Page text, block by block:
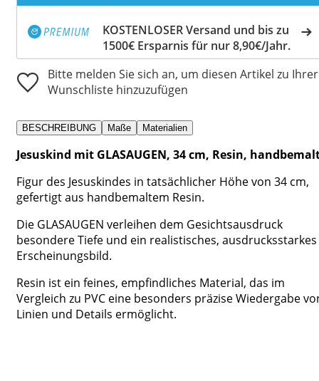
KOSTENLOSER Versand und bis zu
1500€ Ersparnis für nur 8,90€/Jahr.
Bitte melden Sie sich an, um diesen Artikel zu Ihrer
Wunschliste hinzuzufügen
BESCHREIBUNG Maße Materialien
Jesuskind mit GLASAUGEN, 34 cm, Resin,
Figur des Jesuskindes in tatsächlicher Höhe von 34 cm,
gefertigt aus handbemaltem Resin.
Die GLASAUGEN verleihen dem Gesichtsausdruck
besondere Tiefe und ein realistisches, ausdrucksstarkes
Erscheinungsbild.
Resin ist ein feines, empfindliches Material, das im
Vergleich zu PVC eine besonders präzise Wiedergabe
Linien und Details ermöglicht.